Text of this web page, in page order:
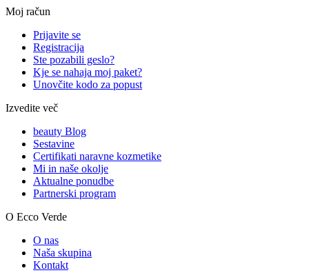
Moj račun
Prijavite se
Registracija
Ste pozabili geslo?
Kje se nahaja moj paket?
Unovčite kodo za popust
Izvedite več
beauty Blog
Sestavine
Certifikati naravne kozmetike
Mi in naše okolje
Aktualne ponudbe
Partnerski program
O Ecco Verde
O nas
Naša skupina
Kontakt